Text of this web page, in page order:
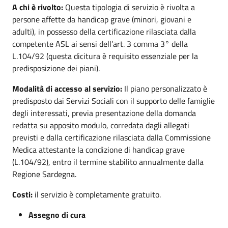
A chi è rivolto: Questa tipologia di servizio è rivolta a
persone affette da handicap grave (minori, giovani e
adulti), in possesso della certificazione rilasciata dalla
competente ASL ai sensi dell’art. 3 comma 3° della
L.104/92 (questa dicitura è requisito essenziale per la
predisposizione dei piani).
Modalità di accesso al servizio: Il piano personalizzato è
predisposto dai Servizi Sociali con il supporto delle famiglie
degli interessati, previa presentazione della domanda
redatta su apposito modulo, corredata dagli allegati
previsti e dalla certificazione rilasciata dalla Commissione
Medica attestante la condizione di handicap grave
(L.104/92), entro il termine stabilito annualmente dalla
Regione Sardegna.
Costi: il servizio è completamente gratuito.
Assegno di cura